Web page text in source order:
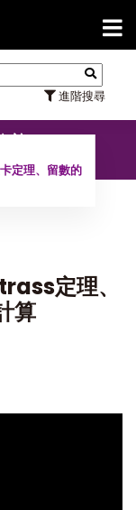
進階搜尋
學年度第
論
定理、留數的
定理、
算